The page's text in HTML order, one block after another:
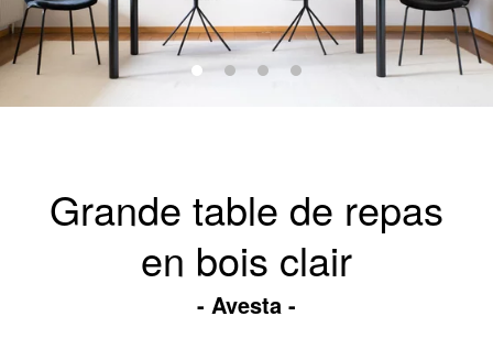
Grande table de repas
en bois clair
Avesta